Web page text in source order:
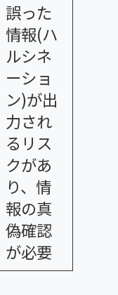
誤った
情報(ハ
ルシネ
ーショ
ン)が出
力され
るリス
クがあ
り、情
報の真
偽確認
が必要